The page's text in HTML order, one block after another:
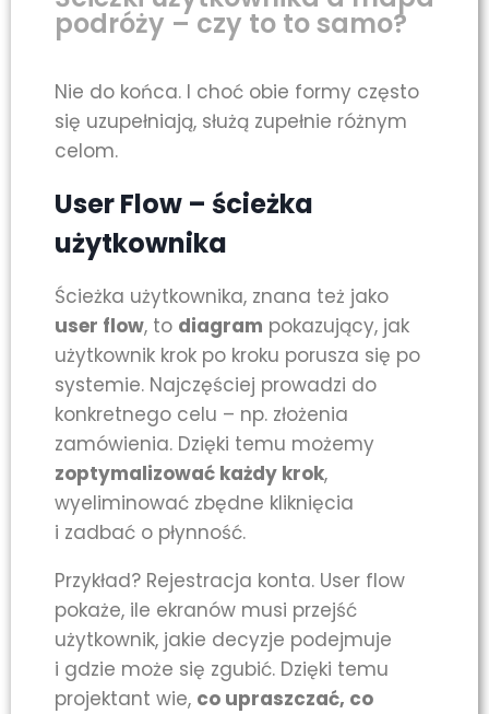
podróży – czy to to samo?
Nie do końca. I choć obie formy często
się uzupełniają, służą zupełnie różnym
celom.
User Flow – ścieżka
użytkownika
Ścieżka użytkownika, znana też jako
user flow, to diagram pokazujący, jak
użytkownik krok po kroku porusza się po
systemie. Najczęściej prowadzi do
konkretnego celu – np. złożenia
zamówienia. Dzięki temu możemy
zoptymalizować każdy krok,
wyeliminować zbędne kliknięcia
i zadbać o płynność.
Przykład? Rejestracja konta. User flow
pokaże, ile ekranów musi przejść
użytkownik, jakie decyzje podejmuje
i gdzie może się zgubić. Dzięki temu
projektant wie, co upraszczać, co